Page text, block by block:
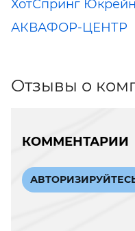
ХотСпринг Юкрейн
АКВАФОР-ЦЕНТР
Отзывы о
КОММЕНТАРИИ